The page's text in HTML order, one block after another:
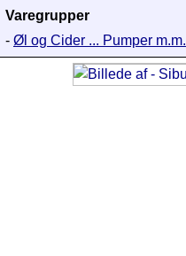
Varegrupper
- Øl og Cider ... Pumper m.m.